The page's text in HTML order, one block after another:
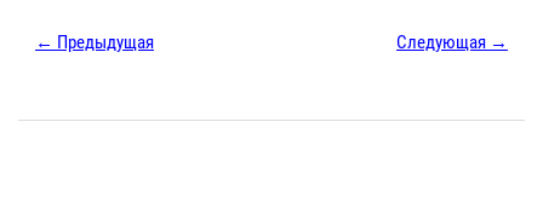
← Предыдущая Следующая →